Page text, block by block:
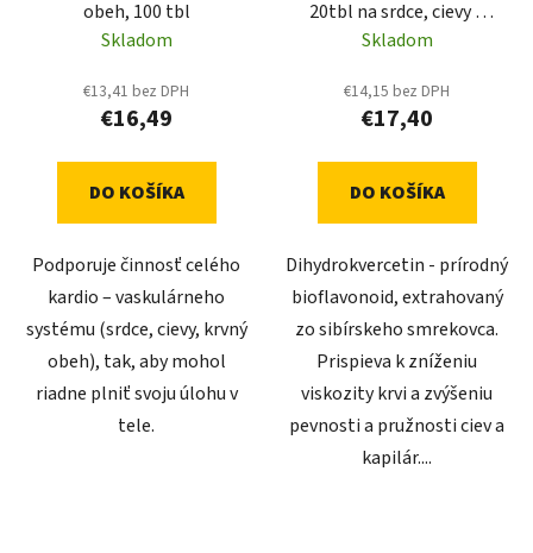
obeh, 100 tbl
Skladom
€13,41 bez DPH
€16,49
DO KOŠÍKA
Podporuje činnosť celého
kardio – vaskulárneho
systému (srdce, cievy, krvný
obeh), tak, aby mohol
riadne plniť svoju úlohu v
tele.
20tbl na srdce, cievy a
kapiláry
Skladom
€14,15 bez DPH
€17,40
DO KOŠÍKA
Dihydrokvercetin - prírodný
bioflavonoid, extrahovaný
zo sibírskeho smrekovca.
Prispieva k zníženiu
viskozity krvi a zvýšeniu
pevnosti a pružnosti ciev a
kapilár....